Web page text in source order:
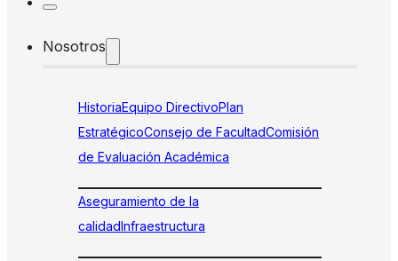
Nosotros
HistoriaEquipo DirectivoPlan
EstratégicoConsejo de FacultadComisión
de Evaluación Académica
Aseguramiento de la
calidadInfraestructura